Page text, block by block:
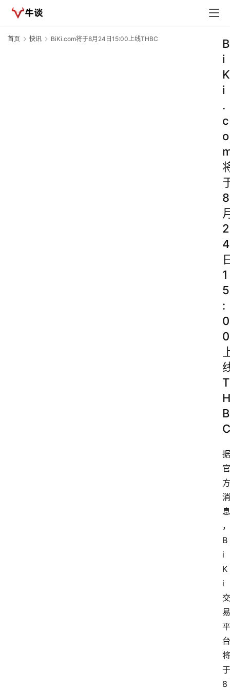
首页 快讯 BiKi.com将于8月24日15:00上线THBC
B
i
K
i
.
c
o
8
2
4
1
5
:
0
0
T
H
B
C
据
官
方
消
息
，
B
i
K
i
交
易
平
台
将
于
8